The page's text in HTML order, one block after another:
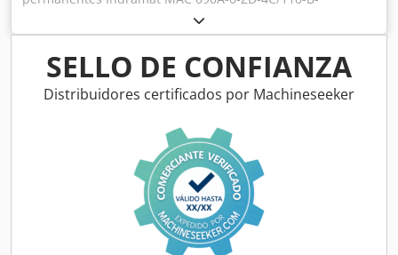
1/WI522LV, número de serie según la foto. Ha sido
completamente reacondicionado y probado por personal
cualificado, con una garantía de 12 meses. Funciona al
100%. El alcance del suministro se corresponde con las
fotos. Para este artículo no se aplican los descuentos de
SELLO DE CONFIANZA
Distribuidores certificados por Machineseeker